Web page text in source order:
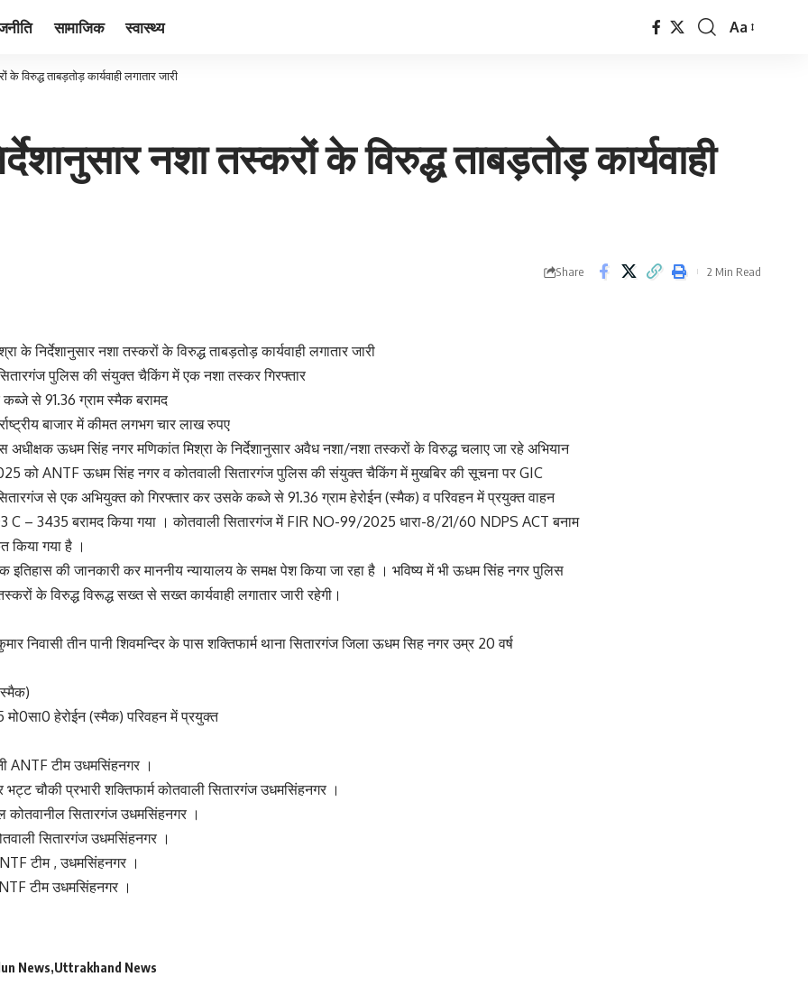
सामाजिक स्वास्थ्य
Font
Aa
विरुद्ध ताबड़तोड़ कार्यवाही लगातार जारी
नशा तस्करों के विरुद्ध ताबड़तोड़ कार्यवाही
Share 2 Min Read
के निर्देशानुसार नशा तस्करों के विरुद्ध ताबड़तोड़ कार्यवाही लगातार जारी
पुलिस की संयुक्त चैकिंग में एक नशा तस्कर गिरफ्तार
से 91.36 ग्राम स्मैक बरामद
बाजार में कीमत लगभग चार लाख रुपए
अधीक्षक ऊधम सिंह नगर मणिकांत मिश्रा के निर्देशानुसार अवैध नशा/नशा तस्करों के विरुद्ध चलाए जा रहे अभियान
को ANTF ऊधम सिंह नगर व कोतवाली सितारगंज पुलिस की संयुक्त चैकिंग में मुखबिर की सूचना पर GIC
से एक अभियुक्त को गिरफ्तार कर उसके कब्जे से 91.36 ग्राम हेरोईन (स्मैक) व परिवहन में प्रयुक्त वाहन
C – 3435 बरामद किया गया । कोतवाली सितारगंज में FIR NO-99/2025 धारा-8/21/60 NDPS ACT बनाम
किया गया है ।
की जानकारी कर माननीय न्यायालय के समक्ष पेश किया जा रहा है । भविष्य में भी ऊधम सिंह नगर पुलिस
के विरुद्ध विरूद्ध सख्त से सख्त कार्यवाही लगातार जारी रहेगी।
निवासी तीन पानी शिवमन्दिर के पास शक्तिफार्म थाना सितारगंज जिला ऊधम सिह नगर उम्र 20 वर्ष
स्मैक)
हेरोईन (स्मैक) परिवहन में प्रयुक्त
ANTF टीम उधमसिंहनगर ।
चौकी प्रभारी शक्तिफार्म कोतवाली सितारगंज उधमसिंहनगर ।
कोतवानील सितारगंज उधमसिंहनगर ।
सितारगंज उधमसिंहनगर ।
टीम , उधमसिंहनगर ।
टीम उधमसिंहनगर ।
News Uttrakhand News